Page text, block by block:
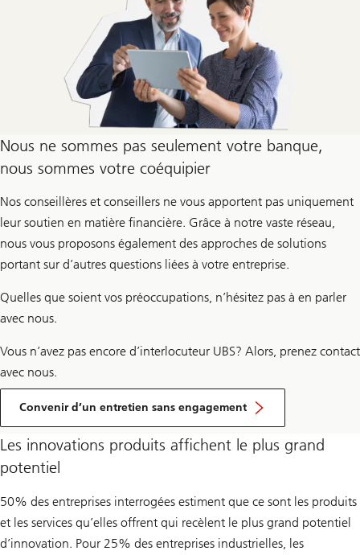
Nous ne sommes pas seulement votre banque,
nous sommes votre coéquipier
Nos conseillères et conseillers ne vous apportent pas uniquement
leur soutien en matière financière. Grâce à notre vaste réseau,
nous vous proposons également des approches de solutions
portant sur d’autres questions liées à votre entreprise.
Quelles que soient vos préoccupations, n’hésitez pas à en parler
avec nous.
Vous n’avez pas encore d’interlocuteur UBS? Alors, prenez contact
avec nous.
Convenir d’un entretien sans engagement
Les innovations produits affichent le plus grand
potentiel
50% des entreprises interrogées estiment que ce sont les produits
et les services qu’elles offrent qui recèlent le plus grand potentiel
d’innovation. Pour 25% des entreprises industrielles, les